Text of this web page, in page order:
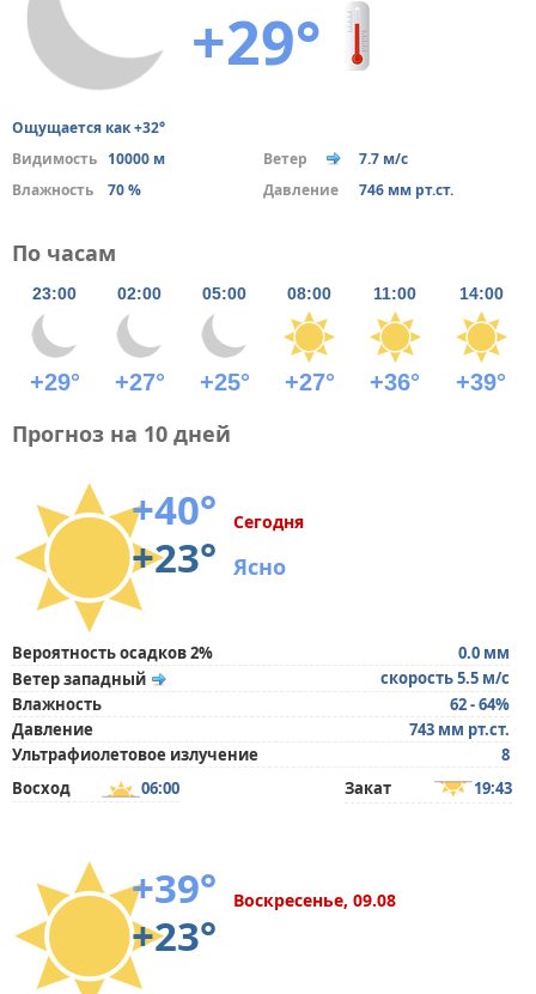
+29°
Ощущается как +32°
Видимость 10000 м Ветер
7.7 м/с
Влажность
70 % Давление 746 мм рт.ст.
По часам
23:00 02:00 05:00 08:00 11:00 14:00
+29° +27° +25° +27° +36° +39°
Прогноз на 10 дней
+40°
+23°
Сегодня
Ясно
Вероятность осадков 2%
0.0 мм
Ветер западный
скорость 5.5 м/с
Влажность
62 - 64%
Давление
743 мм рт.ст.
Ультрафиолетовое излучение
8
Восход
06:00 Закат 19:43
+39°
+23°
Воскресенье, 09.08